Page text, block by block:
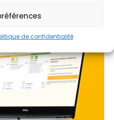
de confidentialité
de la métropole nantaise
leur empreinte
une rénovation globale
ou pour un
les Dervallières,
besoins spécifiques de
clair : produire de l'eau
écologique et
d'une ressource
disponible toute
rdv !